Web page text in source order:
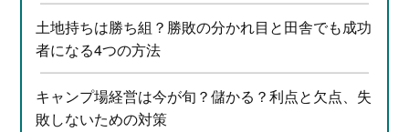
土地持ちは勝ち組？勝敗の分かれ目と田舎でも成功
者になる4つの方法
キャンプ場経営は今が旬？儲かる？利点と欠点、失
敗しないための対策